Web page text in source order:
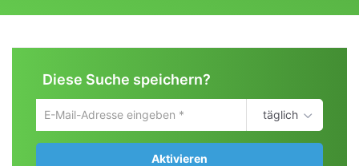
Diese Suche speichern?
Um
die
aktuelle
täglich
Aktivieren